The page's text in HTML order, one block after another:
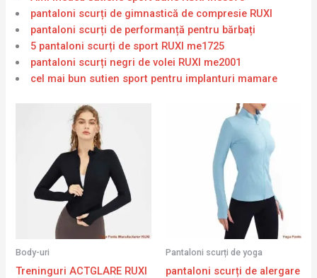
pantaloni scurți de gimnastică de compresie RUXI
pantaloni scurți de performanță pentru bărbați
5 pantaloni scurți de sport RUXI me1725
pantaloni scurți negri de volei RUXI me2001
cel mai bun sutien sport pentru implanturi mamare
Body-uri
Treninguri ACTGLARE RUXI
Pantaloni scurți de yoga
pantaloni scurți de alergare